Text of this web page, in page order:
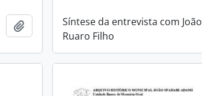
Adicionar a área de transferência
Síntese da entrevista com João
Ruaro Filho